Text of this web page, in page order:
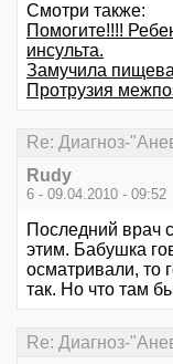
Смотри также:
Помогите!!!!
инсульта.
Замучила
Протрузия
Re: Диагноз-
Rudy
6 - 09.04.2010 - 09:52
Последний врач
этим. Бабушка
осматривали, то
так. Но что там
Re: Диагноз-